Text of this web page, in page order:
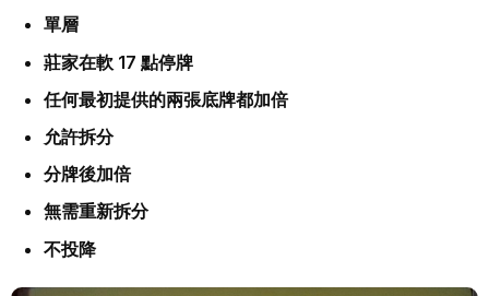
單層
莊家在軟 17 點停牌
任何最初提供的兩張底牌都加倍
允許拆分
分牌後加倍
無需重新拆分
不投降